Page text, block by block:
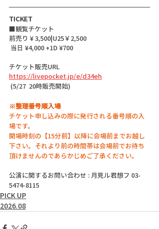
TICKET
■観覧チケット
前売り ¥ 3,500|U25￥2,500
当日 ¥4,000 +1D ¥700
チケット販売URL
https://livepocket.jp/e/d34eh
(5/27  20時販売開始)
※整理番号順入場
チケット申し込みの際に発行される番号順の入
場です。
開場時刻の【15分前】以降に会場前までお越し
下さい。それより前の時間帯は会場前でお待ち
頂けませんのであらかじめご了承ください。
公演に関するお問い合わせ : 月見ル君想フ 03-
5474-8115
PICK UP
2026.08